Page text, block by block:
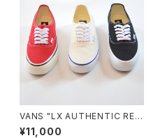
VANS "LX AUTHENTIC REIS
SUE 44"
¥11,000